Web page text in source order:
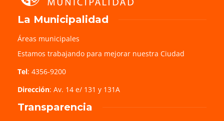
La Municipalidad
Áreas municipales
Estamos trabajando para mejorar nuestra Ciudad
Tel: 4356-9200
Dirección: Av. 14 e/ 131 y 131A
Transparencia